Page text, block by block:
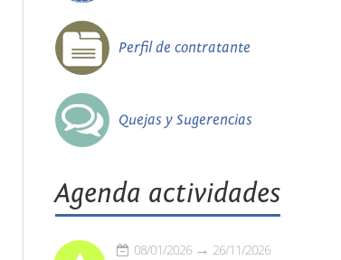
Perfil de contratante
Quejas y Sugerencias
Agenda actividades
08/01/2026 26/11/2026